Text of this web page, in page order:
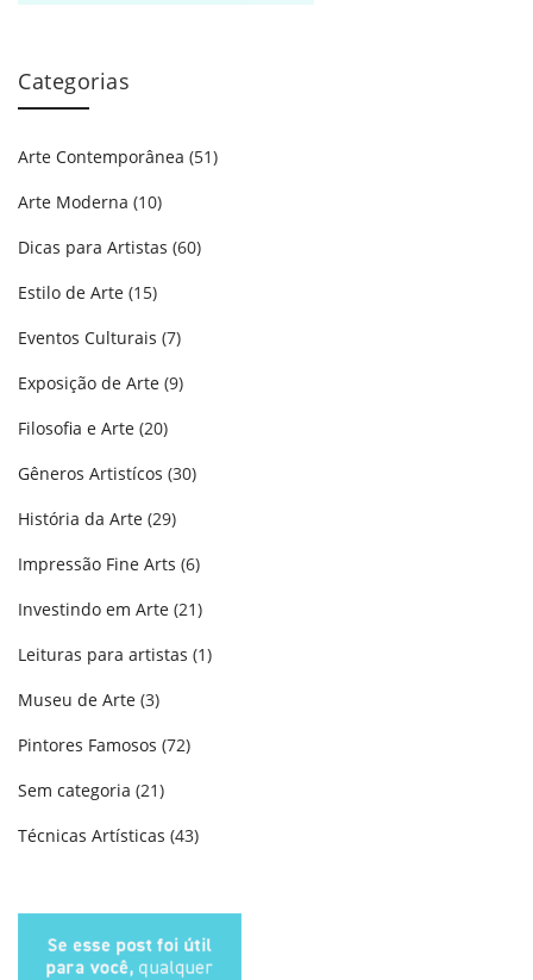
Categorias
Arte Contemporânea (51)
Arte Moderna (10)
Dicas para Artistas (60)
Estilo de Arte (15)
Eventos Culturais (7)
Exposição de Arte (9)
Filosofia e Arte (20)
Gêneros Artistícos (30)
História da Arte (29)
Impressão Fine Arts (6)
Investindo em Arte (21)
Leituras para artistas (1)
Museu de Arte (3)
Pintores Famosos (72)
Sem categoria (21)
Técnicas Artísticas (43)